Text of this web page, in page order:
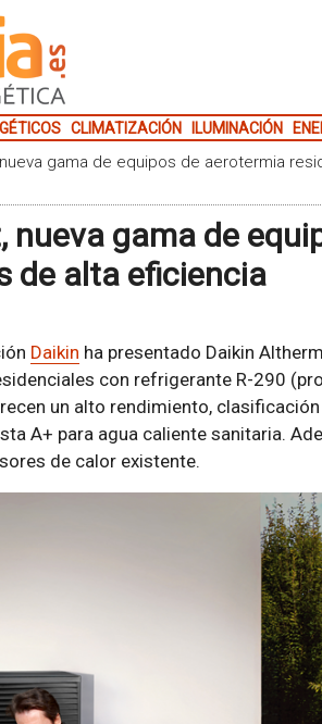
CLIMATIZACIÓN ILUMINACIÓN
gama de equipos de aerotermia
nueva gama de
de alta eficiencia
Daikin ha presentado Daikin
con refrigerante R-290
un alto rendimiento, clasificación
A+ para agua caliente sanitaria.
de calor existente.